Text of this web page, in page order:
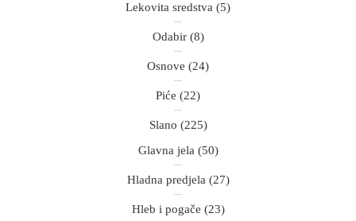
Lekovita sredstva (5)
Odabir(8)
Osnove (24)
Piće (22)
Slano (225)
Glavna jela (50)
Hladna predjela (27)
Hleb i pogače (23)